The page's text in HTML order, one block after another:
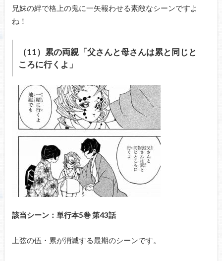
兄妹の絆で格上の鬼に一矢報わせる素敵なシーンですよ
ね！
（11）累の両親「父さんと母さんは累と同じと
ころに行くよ」
該当シーン：単行本5巻 第43話
上弦の伍・累が消滅する最期のシーンです。